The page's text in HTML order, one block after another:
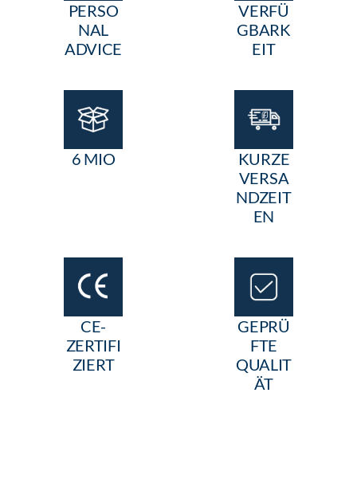
PERSO
NAL
ADVICE
VERFÜ
GBARK
EIT
6 MIO
KURZE
VERSA
NDZEIT
EN
CE-
ZERTIFI
ZIERT
GEPRÜ
FTE
QUALIT
ÄT